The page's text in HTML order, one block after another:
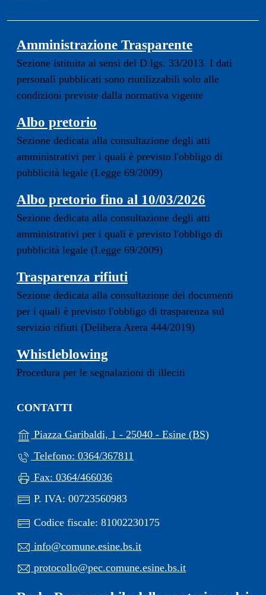
Amministrazione Trasparente
Sezione istituita ai sensi del D.lgs. 33/2013. I dati
personali pubblicati sono riutilizzabili solo alle
condizioni previste dalla normativa vigente
Albo pretorio
Sezione dedicata alla consultazione degli atti
amministrativi per i quali è previsto l'obbligo di
pubblicità legale (Legge 69/2009)
Albo pretorio fino al 10/03/2026
Sezione dedicata alla consultazione degli atti
amministrativi per i quali è previsto l'obbligo di
pubblicità legale (Legge 69/2009)
Trasparenza rifiuti
Sezione dedicata alla consultazione dei documenti
per i quali è previsto l'obbligo di trasparenza sul
servizio rifiuti (Delibera Arera 444/2019)
Whistleblowing
Procedura per le segnalazioni di illeciti
CONTATTI
Piazza Garibaldi, 1 - 25040 - Esine (BS)
Telefono: 0364/367811
Fax: 0364/466036
P. IVA: 00723560983
Codice fiscale: 81002230175
info@comune.esine.bs.it
protocollo@pec.comune.esine.bs.it